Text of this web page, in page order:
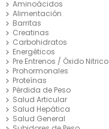
Aminoácidos
Alimentación
Barritas
Creatinas
Carbohidratos
Energéticos
Pre Entrenos / Óxido Nitrico
Prohormonales
Proteínas
Pérdida de Peso
Salud Articular
Salud Hepática
Salud General